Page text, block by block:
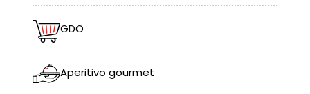
GDO
Aperitivo gourmet